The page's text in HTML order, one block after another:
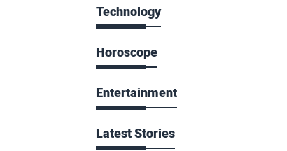
Technology
Horoscope
Entertainment
Latest Stories